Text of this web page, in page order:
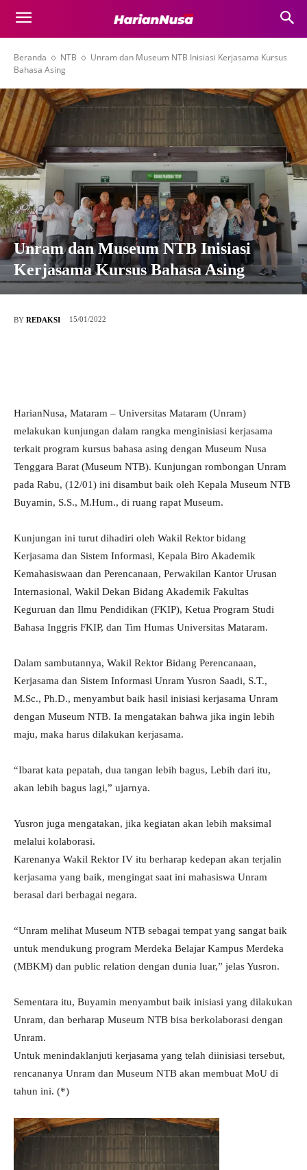
Beranda NTB
Unram dan Museum NTB Inisiasi Kerjasama Kursus
Bahasa Asing
Unram dan Museum NTB Inisiasi
Kerjasama Kursus Bahasa Asing
BY REDAKSI 15/01/2022
HarianNusa, Mataram – Universitas Mataram (Unram)
melakukan kunjungan dalam rangka menginisiasi kerjasama
terkait program kursus bahasa asing dengan Museum Nusa
Tenggara Barat (Museum NTB). Kunjungan rombongan Unram
pada Rabu, (12/01) ini disambut baik oleh Kepala Museum NTB
Buyamin, S.S., M.Hum., di ruang rapat Museum.
Kunjungan ini turut dihadiri oleh Wakil Rektor bidang
Kerjasama dan Sistem Informasi, Kepala Biro Akademik
Kemahasiswaan dan Perencanaan, Perwakilan Kantor Urusan
Internasional, Wakil Dekan Bidang Akademik Fakultas
Keguruan dan Ilmu Pendidikan (FKIP), Ketua Program Studi
Bahasa Inggris FKIP, dan Tim Humas Universitas Mataram.
Dalam sambutannya, Wakil Rektor Bidang Perencanaan,
Kerjasama dan Sistem Informasi Unram Yusron Saadi, S.T.,
M.Sc., Ph.D., menyambut baik hasil inisiasi kerjasama Unram
dengan Museum NTB. Ia mengatakan bahwa jika ingin lebih
maju, maka harus dilakukan kerjasama.
“Ibarat kata pepatah, dua tangan lebih bagus, Lebih dari itu,
akan lebih bagus lagi,” ujarnya.
Yusron juga mengatakan, jika kegiatan akan lebih maksimal
melalui kolaborasi.
Karenanya Wakil Rektor IV itu berharap kedepan akan terjalin
kerjasama yang baik, mengingat saat ini mahasiswa Unram
berasal dari berbagai negara.
“Unram melihat Museum NTB sebagai tempat yang sangat baik
untuk mendukung program Merdeka Belajar Kampus Merdeka
(MBKM) dan public relation dengan dunia luar,” jelas Yusron.
Sementara itu, Buyamin menyambut baik inisiasi yang dilakukan
Unram, dan berharap Museum NTB bisa berkolaborasi dengan
Unram.
Untuk menindaklanjuti kerjasama yang telah diinisiasi tersebut,
rencananya Unram dan Museum NTB akan membuat MoU di
tahun ini. (*)